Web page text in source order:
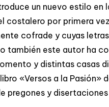
un nuevo estilo
costalero por primera
cofrade y cuyas
también este autor ha
y distintas casas
«Versos a la Pasión»
pregones y